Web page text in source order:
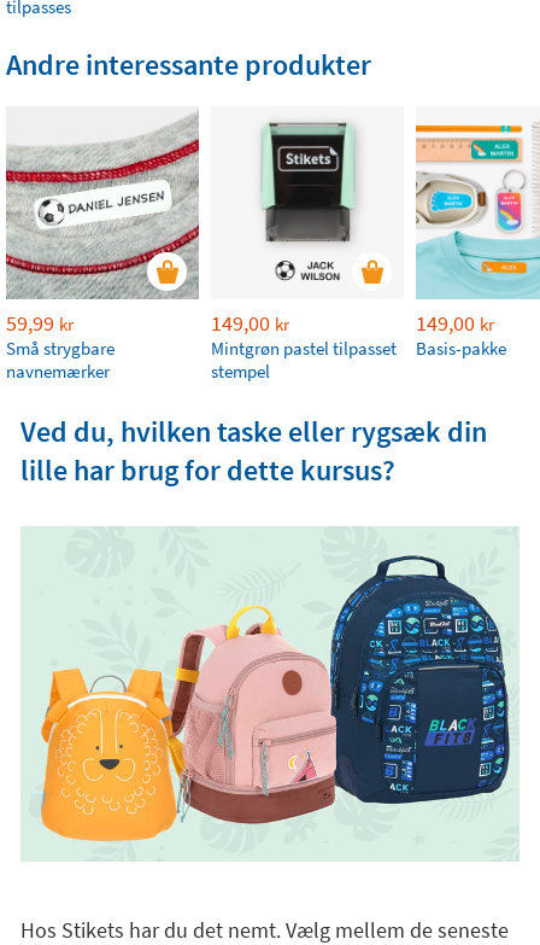
tilpasses
Andre interessante produkter
59,99 kr
Små strygbare
navnemærker
149,00 kr
Mintgrøn pastel tilpasset
stempel
149,00 kr
Basis-pakke
Ved du, hvilken taske eller rygsæk din
lille har brug for dette kursus?
Hos Stikets har du det nemt. Vælg mellem de seneste